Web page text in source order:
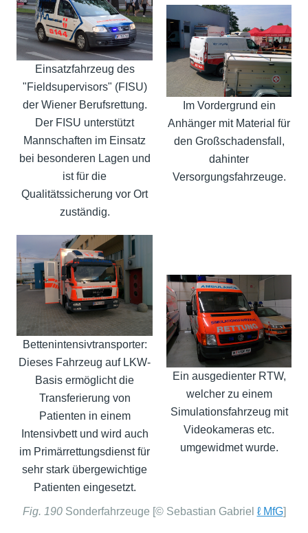
Einsatzfahrzeug des
"Fieldsupervisors" (FISU)
der Wiener Berufsrettung.
Der FISU unterstützt
Mannschaften im Einsatz
bei besonderen Lagen und
ist für die
Qualitätssicherung vor Ort
zuständig.
Im Vordergrund ein
Anhänger mit Material für
den Großschadensfall,
dahinter
Versorgungsfahrzeuge.
Bettenintensivtransporter:
Dieses Fahrzeug auf LKW-
Basis ermöglicht die
Transferierung von
Patienten in einem
Intensivbett und wird auch
im Primärrettungsdienst für
sehr stark übergewichtige
Patienten eingesetzt.
Ein ausgedienter RTW,
welcher zu einem
Simulationsfahrzeug mit
Videokameras etc.
umgewidmet wurde.
Fig. 190 Sonderfahrzeuge [© Sebastian Gabriel ℓ MfG]